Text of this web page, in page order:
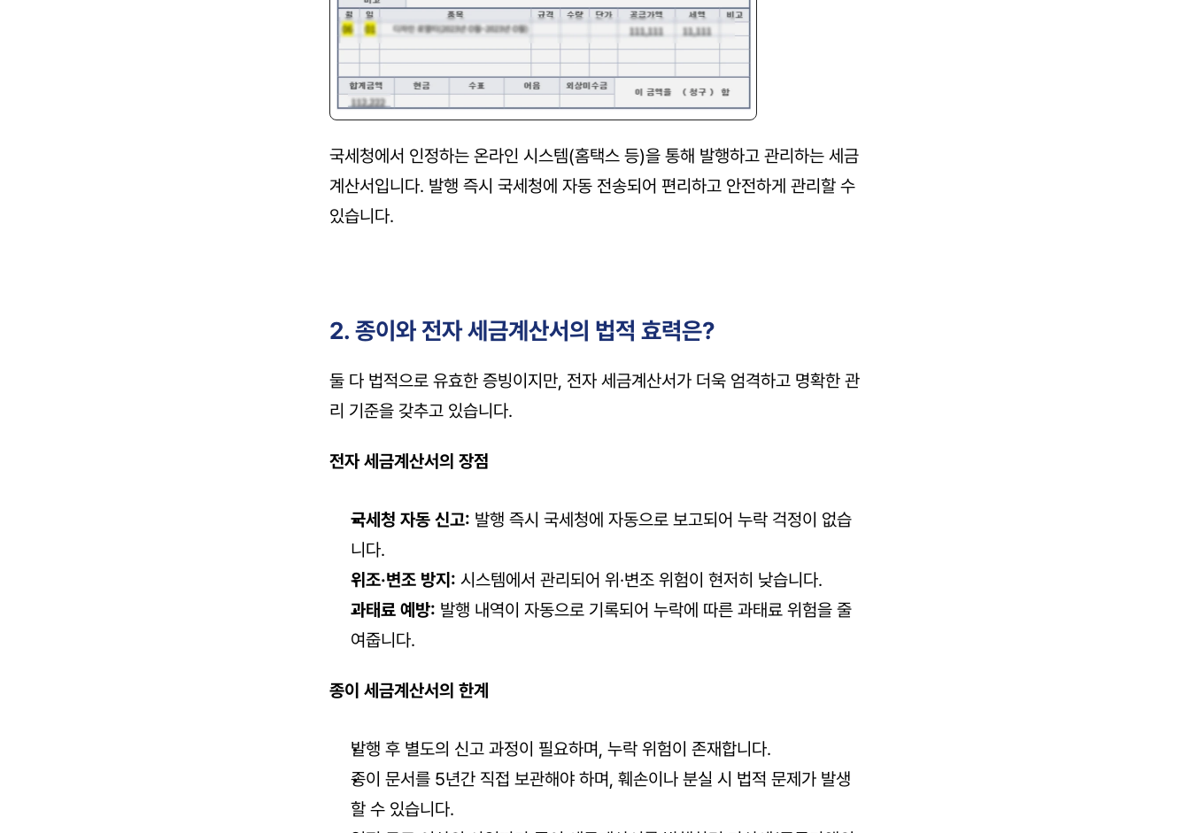
국세청에서 인정하는 온라인 시스템(홈택스 등)을 통해 발행하고 관리하는 세금
계산서입니다. 발행 즉시 국세청에 자동 전송되어 편리하고 안전하게 관리할 수
있습니다.
2. 종이와 전자 세금계산서의 법적 효력은?
둘 다 법적으로 유효한 증빙이지만, 전자 세금계산서가 더욱 엄격하고 명확한 관
리 기준을 갖추고 있습니다.
전자 세금계산서의 장점
국세청 자동 신고: 발행 즉시 국세청에 자동으로 보고되어 누락 걱정이 없습
니다.
위조·변조 방지: 시스템에서 관리되어 위·변조 위험이 현저히 낮습니다.
과태료 예방: 발행 내역이 자동으로 기록되어 누락에 따른 과태료 위험을 줄
여줍니다.
종이 세금계산서의 한계
발행 후 별도의 신고 과정이 필요하며, 누락 위험이 존재합니다.
종이 문서를 5년간 직접 보관해야 하며, 훼손이나 분실 시 법적 문제가 발생
할 수 있습니다.